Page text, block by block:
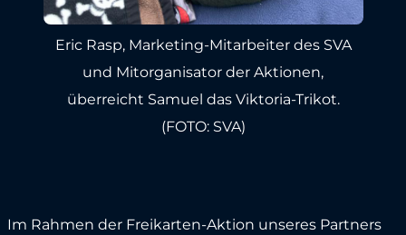
Eric Rasp, Marketing-Mitarbeiter des SVA
und Mitorganisator der Aktionen,
überreicht Samuel das Viktoria-Trikot.
(FOTO: SVA)
Im Rahmen der Freikarten-Aktion unseres Partners